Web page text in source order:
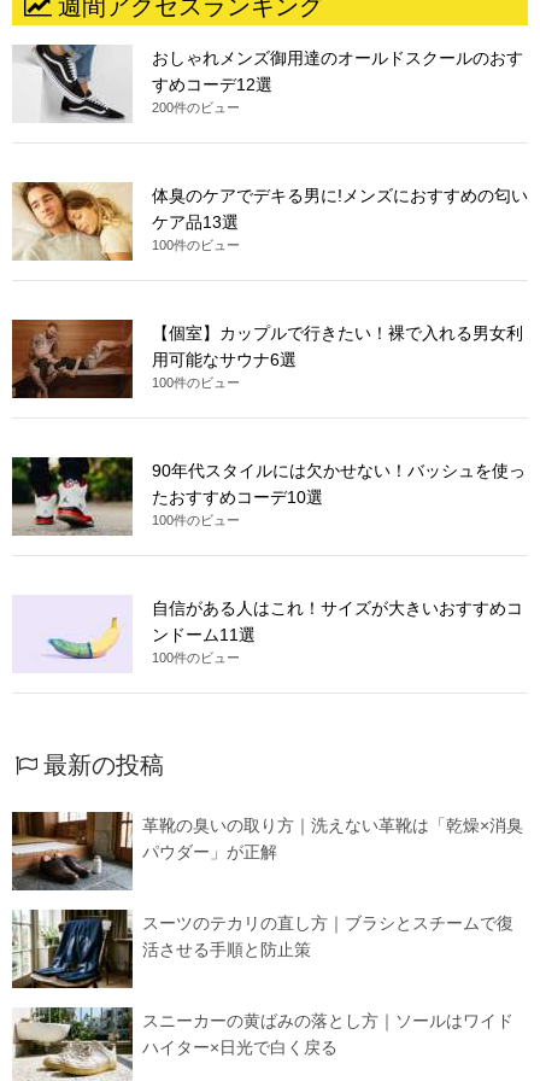
週間アクセスランキング
おしゃれメンズ御用達のオールドスクールのおす
すめコーデ12選
200件のビュー
体臭のケアでデキる男に!メンズにおすすめの匂い
ケア品13選
100件のビュー
【個室】カップルで行きたい！裸で入れる男女利
用可能なサウナ6選
100件のビュー
90年代スタイルには欠かせない！バッシュを使っ
たおすすめコーデ10選
100件のビュー
自信がある人はこれ！サイズが大きいおすすめコ
ンドーム11選
100件のビュー
最新の投稿
革靴の臭いの取り方｜洗えない革靴は「乾燥×消臭
パウダー」が正解
スーツのテカリの直し方｜ブラシとスチームで復
活させる手順と防止策
スニーカーの黄ばみの落とし方｜ソールはワイド
ハイター×日光で白く戻る